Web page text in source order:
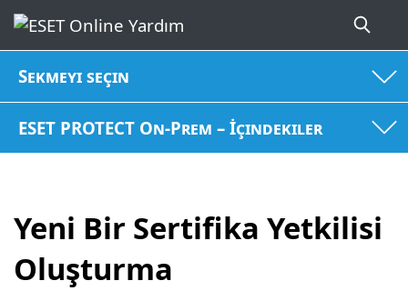
Sekmeyi seçin
ESET PROTECT On-Prem – İçindekiler
Yeni Bir Sertifika Yetkilisi
Oluşturma